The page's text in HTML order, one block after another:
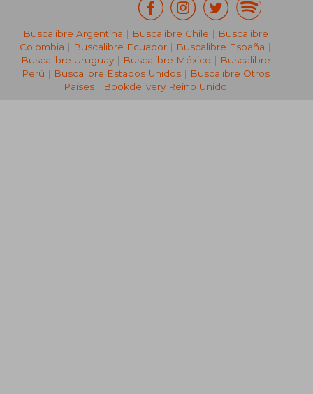
₡ 51.065
Buscalibre Argentina | Buscalibre Chile | Buscalibre
Colombia | Buscalibre Ecuador | Buscalibre España |
Buscalibre Uruguay| Buscalibre México | Buscalibre
Perú | Buscalibre Estados Unidos| Buscalibre Otros
Países | Bookdelivery Reino Unido